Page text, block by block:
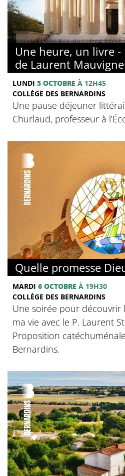
Une heure, un livre -
de Laurent
LUNDI 5 OCTOBRE À 12H45
COLLÈGE DES BERNARDINS
Une pause déjeuner
Churlaud, professeur à
Quelle promesse
MARDI 6 OCTOBRE À 19H30
COLLÈGE DES BERNARDINS
Une soirée pour découvrir
ma vie avec le P. Laurent
Proposition
Bernardins.